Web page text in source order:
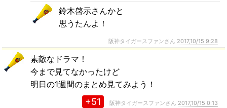
鈴木啓示さんかと
思うたんよ！
阪神タイガースファンさん 2017,10/15 9:28
素敵なドラマ！
今まで見てなかったけど
明日の1週間のまとめ見てみよう！
+51 阪神タイガースファンさん 2017,10/15 0:13